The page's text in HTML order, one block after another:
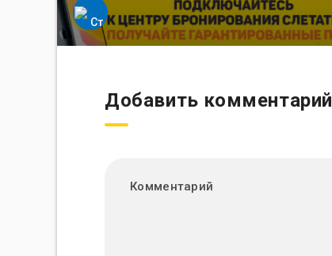
Добавить комментарий